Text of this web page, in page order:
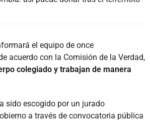
el equipo de once
acuerdo con la Comisión de la Verdad,
colegiado y trabajan de manera
sido escogido por un jurado
a través de convocatoria pública